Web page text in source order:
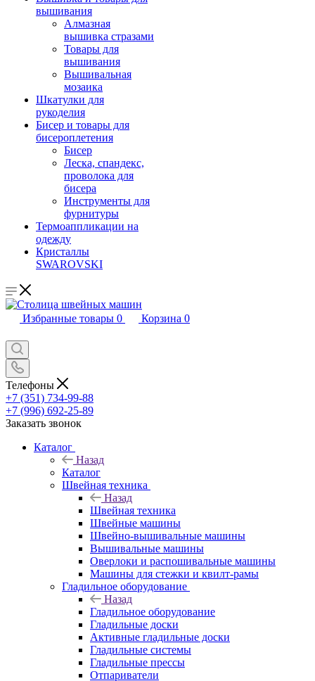
вышивания
Алмазная
вышивка стразами
Товары для
вышивания
Вышивальная
мозаика
Шкатулки для
рукоделия
Бисер и товары для
бисероплетения
Бисер
Леска, спандекс,
проволока для
бисера
Инструменты для
фурнитуры
Термоаппликации на
одежду
Кристаллы
SWAROVSKI
Избранные товары 0 Корзина 0
Телефоны
+7 (351) 734-99-88
+7 (996) 692-25-89
Заказать звонок
Каталог
Назад
Каталог
Швейная техника
Назад
Швейная техника
Швейные машины
Швейно-вышивальные машины
Вышивальные машины
Оверлоки и распошивальные машины
Машины для стежки и квилт-рамы
Гладильное оборудование
Назад
Гладильное оборудование
Гладильные доски
Активные гладильные доски
Гладильные системы
Гладильные прессы
Отпариватели